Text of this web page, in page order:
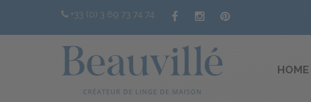
+33 (0) 3 89 73 74 74
HOME